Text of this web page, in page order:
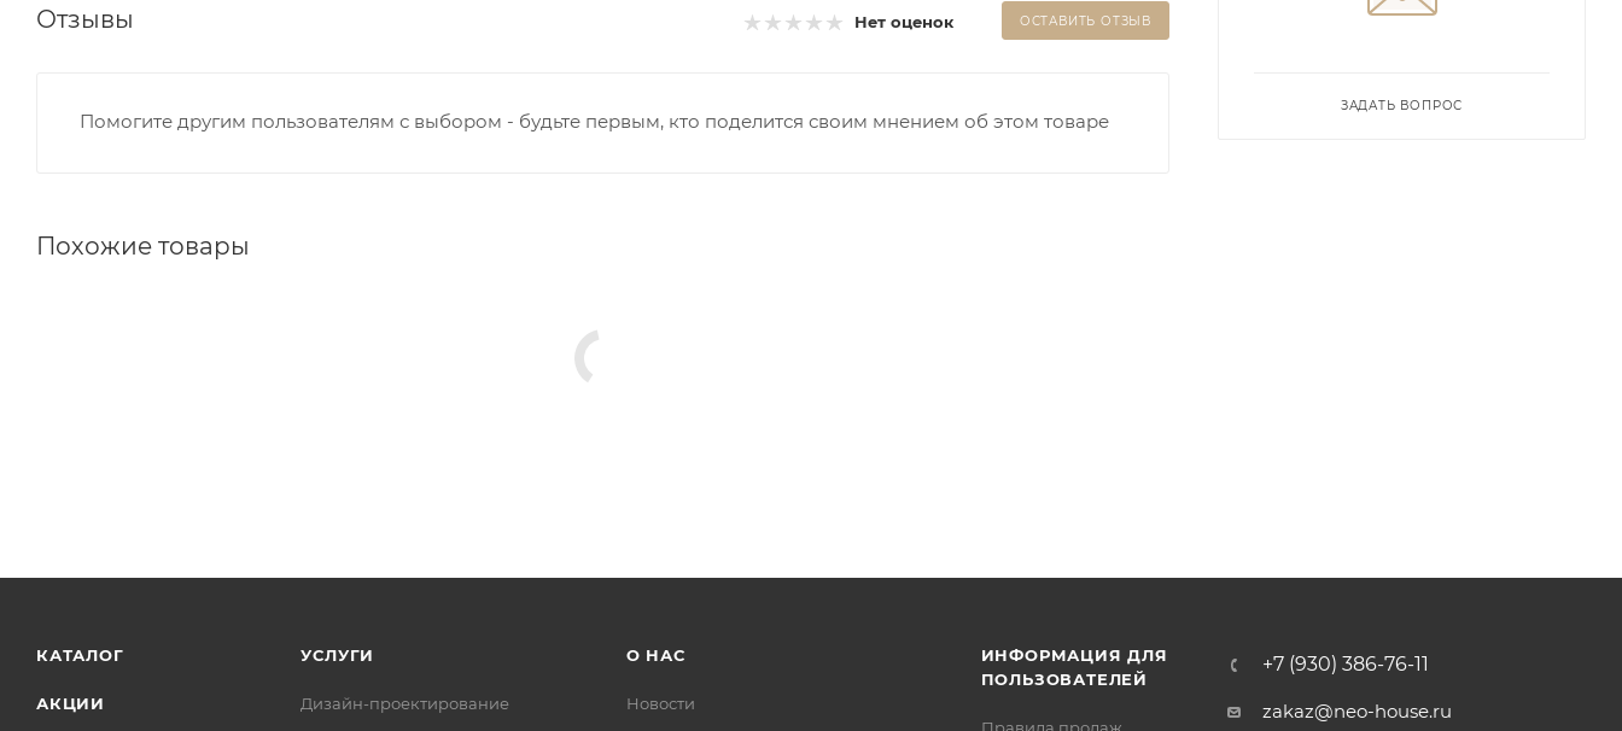
Отзывы Нет оценок ОСТАВИТЬ ОТЗЫВ
Помогите другим пользователям с выбором - будьте первым, кто поделится своим мнением об этом товаре
Похожие товары
ЗАДАТЬ ВОПРОС
КАТАЛОГ
АКЦИИ
УСЛУГИ
Дизайн-проектирование
О НАС
Новости
ИНФОРМАЦИЯ ДЛЯ
ПОЛЬЗОВАТЕЛЕЙ
+7 (930) 386-76-11
zakaz@neo-house.ru